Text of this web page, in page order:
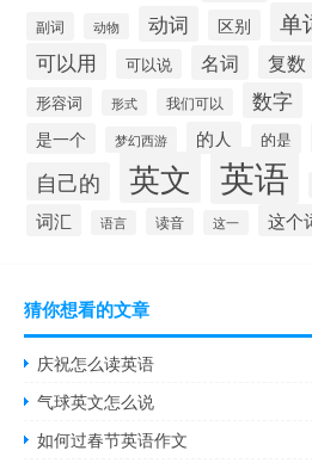
副词
动物 动词 区别 单
可以用 可以说 名词 复数
形容词
形式 我们可以 数字
是一个 梦幻西游 的人 的是
自己的 英文 英语
词汇 语言 读音 这一 这个
猜你想看的文章
庆祝怎么读英语
气球英文怎么说
如何过春节英语作文